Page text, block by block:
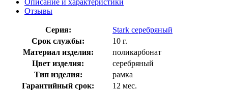
Отзывы
Серия:
Stark серебряный
Срок службы:
10 г.
Материал изделия:
поликарбонат
Цвет изделия:
серебряный
Тип изделия:
рамка
Гарантийный срок:
12 мес.